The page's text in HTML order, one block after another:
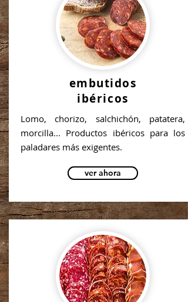
embutidos
ibéricos
Lomo, chorizo, salchichón, patatera,
morcilla... Productos ibéricos para los
paladares más exigentes.
ver ahora